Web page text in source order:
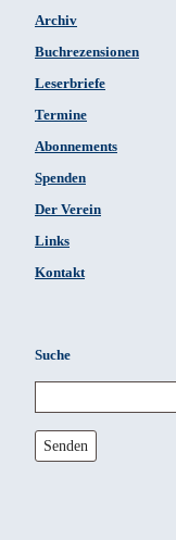
Archiv
Buchrezensionen
Leserbriefe
Termine
Abonnements
Spenden
Der Verein
Links
Kontakt
Suche
Senden